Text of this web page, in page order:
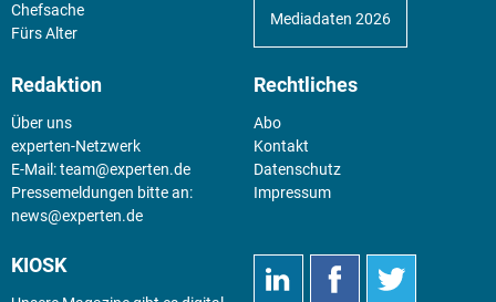
Chefsache
Fürs Alter
Mediadaten 2026
Redaktion
Über uns
experten-Netzwerk
E-Mail:team@experten.de
Pressemeldungen bitte an:
news@experten.de
Rechtliches
Abo
Kontakt
Datenschutz
Impressum
KIOSK